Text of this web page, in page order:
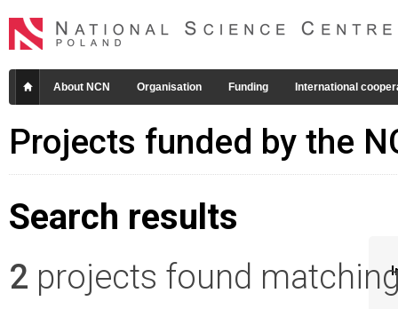
About NCN Organisation Funding International
Projects funded by the
Search results
2 projects found